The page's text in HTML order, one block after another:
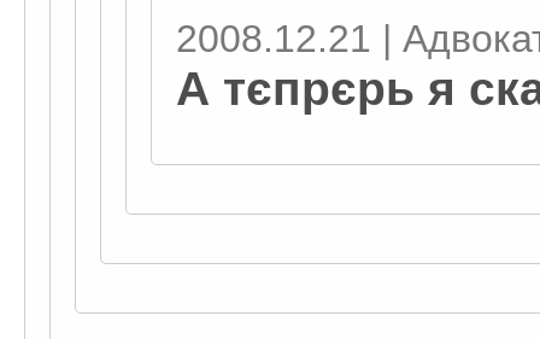
2008.12.21 |
А тєпрєрь я